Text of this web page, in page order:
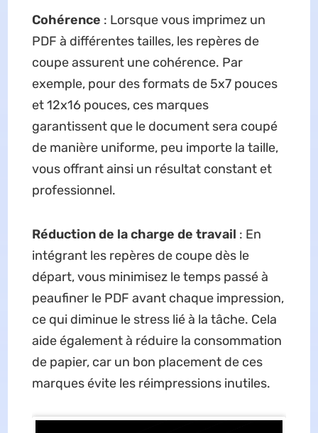
Cohérence : Lorsque vous imprimez un
PDF à différentes tailles, les repères de
coupe assurent une cohérence. Par
exemple, pour des formats de 5x7 pouces
et 12x16 pouces, ces marques
garantissent que le document sera coupé
de manière uniforme, peu importe la taille,
vous offrant ainsi un résultat constant et
professionnel.
Réduction de la charge de travail : En
intégrant les repères de coupe dès le
départ, vous minimisez le temps passé à
peaufiner le PDF avant chaque impression,
ce qui diminue le stress lié à la tâche. Cela
aide également à réduire la consommation
de papier, car un bon placement de ces
marques évite les réimpressions inutiles.